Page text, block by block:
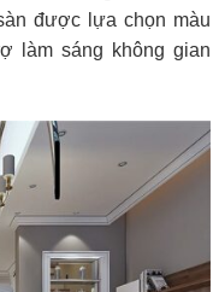
được lựa chọn màu
làm sáng không gian